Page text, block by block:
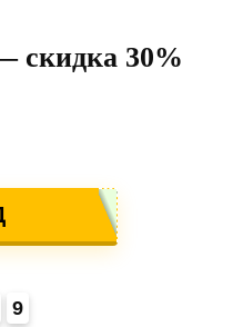
скидка 30%
9